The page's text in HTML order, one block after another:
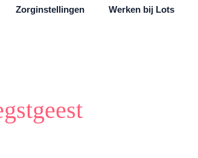
Zorginstellingen Werken bij Lots